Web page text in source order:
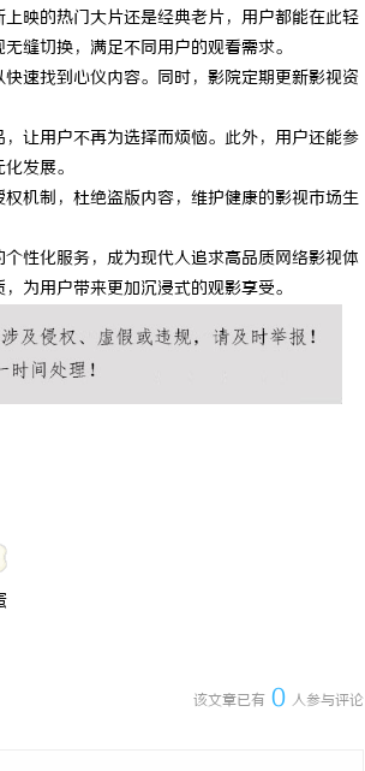
映的热门大片还是经典老片，用户都能在此轻
缝切换，满足不同用户的观看需求。
速找到心仪内容。同时，影院定期更新影视资
让用户不再为选择而烦恼。此外，用户还能参
发展。
机制，杜绝盗版内容，维护健康的影视市场生
性化服务，成为现代人追求高品质网络影视体
为用户带来更加沉浸式的观影享受。
该文章已有 0 人参与评论
作 武汉配眼镜 上海配眼镜